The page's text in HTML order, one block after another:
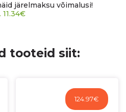
järelmaksu võimalusi!
11.34€
tooteid siit:
124.97€